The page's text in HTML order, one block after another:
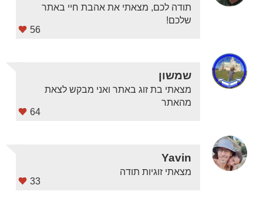
56
תודה לכם, מצאתי את אהבת חיי באתר
שלכם!
64
שמשון
מצאתי בת זוג באתר ואני מבקש לצאת
מהאתר
33
Yavin
מצאתי זוגיות תודה